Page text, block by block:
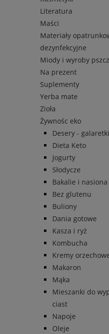
Literatura
Maści
Materiały
dezynfekcyjne
Miody i wyroby
Na prezent
Suplementy
Yerba mate
Zioła
Żywnośc eko
Desery -
Dieta Keto
Jogurty
Słodycze
Bakalie i nasiona
Bez glutenu
Buliony
Dania gotowe
Kasza i ryż
Kombucha
Kremy
Makaron
Mąka
Mieszanki do
ciast
Napoje
Oleje